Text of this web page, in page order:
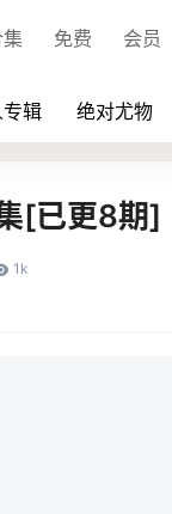
免费 会员
辑 绝对尤物
[已更8期]
1k